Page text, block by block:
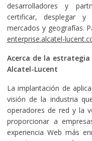
desarrolladores y
certificar, desplegar
mercados y geografías.
enterprise.alcatel-
Acerca de la
Alcatel-Lucent
La implantación de
visión de la industria
operadores de red y la
proporcionar a
experiencia Web más